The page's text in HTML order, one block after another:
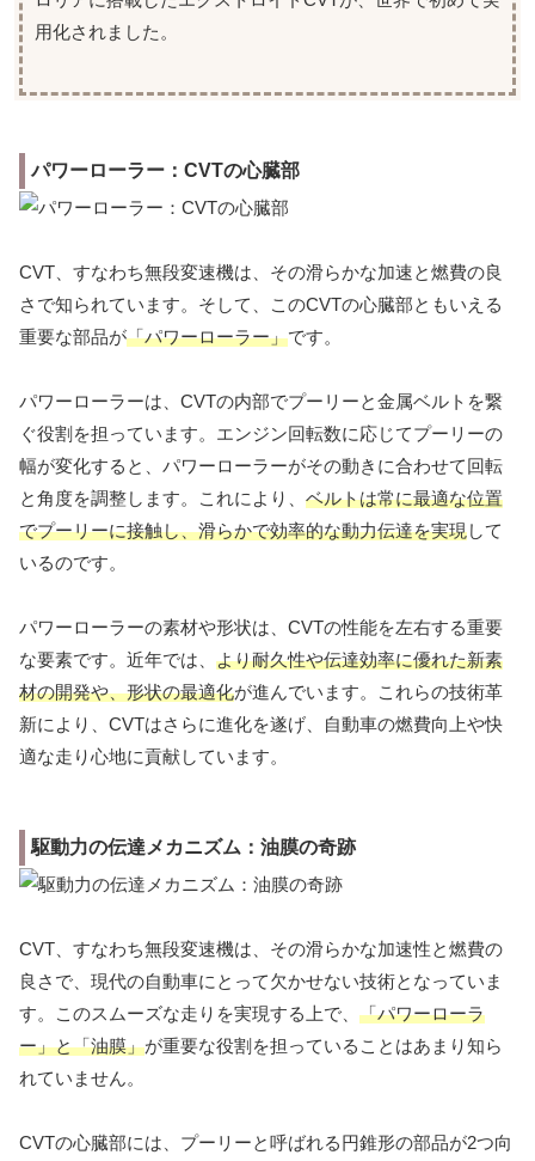
用化されました。
パワーローラー：CVTの心臓部
CVT、すなわち無段変速機は、その滑らかな加速と燃費の良
さで知られています。そして、このCVTの心臓部ともいえる
重要な部品が「パワーローラー」です。
パワーローラーは、CVTの内部でプーリーと金属ベルトを繋
ぐ役割を担っています。エンジン回転数に応じてプーリーの
幅が変化すると、パワーローラーがその動きに合わせて回転
と角度を調整します。これにより、 ベルトは常に最適な位置
でプーリーに接触し、滑らかで効率的な動力伝達を実現して
いるのです。
パワーローラーの素材や形状は、CVTの性能を左右する重要
な要素です。近年では、 より耐久性や伝達効率に優れた新素
材の開発や、形状の最適化が進んでいます。これらの技術革
新により、CVTはさらに進化を遂げ、自動車の燃費向上や快
適な走り心地に貢献しています。
駆動力の伝達メカニズム：油膜の奇跡
CVT、すなわち無段変速機は、その滑らかな加速性と燃費の
良さで、現代の自動車にとって欠かせない技術となっていま
す。このスムーズな走りを実現する上で、 「パワーローラ
ー」と「油膜」が重要な役割を担っていることはあまり知ら
れていません。
CVTの心臓部には、プーリーと呼ばれる円錐形の部品が2つ向